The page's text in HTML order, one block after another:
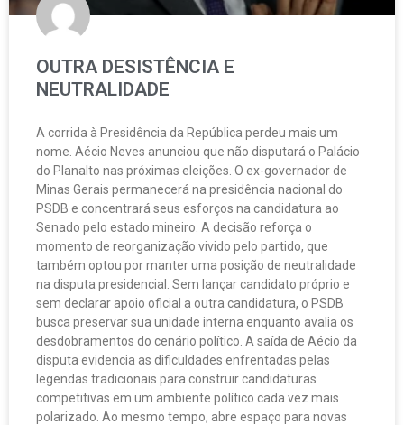
OUTRA DESISTÊNCIA E
NEUTRALIDADE
A corrida à Presidência da República perdeu mais um
nome. Aécio Neves anunciou que não disputará o Palácio
do Planalto nas próximas eleições. O ex-governador de
Minas Gerais permanecerá na presidência nacional do
PSDB e concentrará seus esforços na candidatura ao
Senado pelo estado mineiro. A decisão reforça o
momento de reorganização vivido pelo partido, que
também optou por manter uma posição de neutralidade
na disputa presidencial. Sem lançar candidato próprio e
sem declarar apoio oficial a outra candidatura, o PSDB
busca preservar sua unidade interna enquanto avalia os
desdobramentos do cenário político. A saída de Aécio da
disputa evidencia as dificuldades enfrentadas pelas
legendas tradicionais para construir candidaturas
competitivas em um ambiente político cada vez mais
polarizado. Ao mesmo tempo, abre espaço para novas